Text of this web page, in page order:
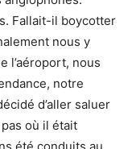
Fallait-il boycotter
nous y
l’aéroport, nous
notre
d’aller saluer
où il était
été conduits au